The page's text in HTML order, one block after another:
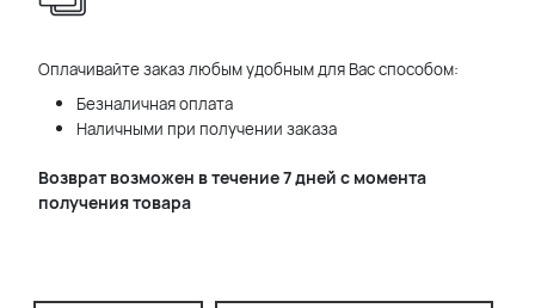
Оплачивайте заказ любым удобным для Вас способом:
Безналичная оплата
Наличными при получении заказа
Возврат возможен в течение 7 дней с момента
получения товара